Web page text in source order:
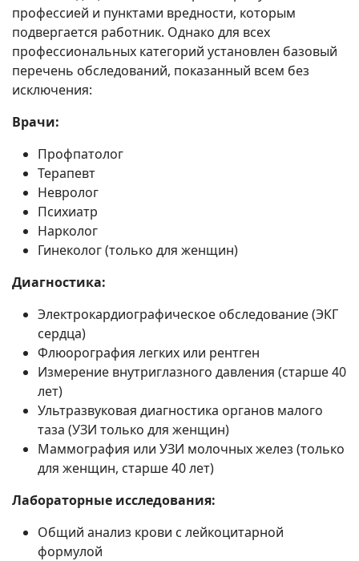
профессией и пунктами вредности, которым
подвергается работник. Однако для всех
профессиональных категорий установлен базовый
перечень обследований, показанный всем без
исключения:
Врачи:
Профпатолог
Терапевт
Невролог
Психиатр
Нарколог
Гинеколог (только для женщин)
Диагностика:
Электрокардиографическое обследование (ЭКГ
сердца)
Флюорография легких или рентген
Измерение внутриглазного давления (старше 40
лет)
Ультразвуковая диагностика органов малого
таза (УЗИ только для женщин)
Маммография или УЗИ молочных желез (только
для женщин, старше 40 лет)
Лабораторные исследования:
Общий анализ крови с лейкоцитарной
формулой